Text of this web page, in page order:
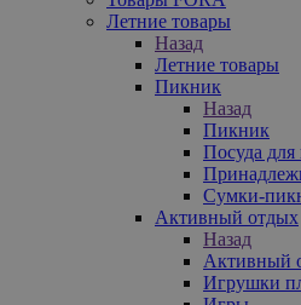
Летние товары
Назад
Летние товары
Пикник
Назад
Пикник
Посуда
Сумки-
Активный отдых
Назад
Активный
Игрушки